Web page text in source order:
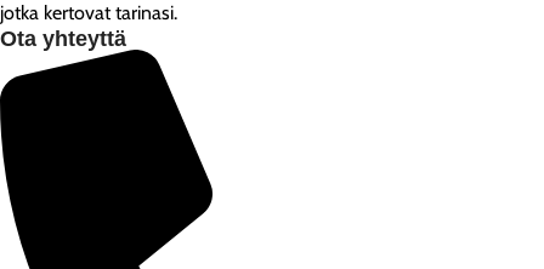
jotka kertovat tarinasi.
Ota yhteyttä